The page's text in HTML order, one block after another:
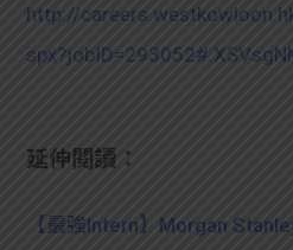
http://
延伸閱讀：
【最強Intern】Morgan